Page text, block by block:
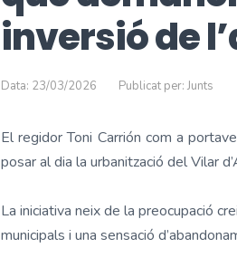
inversió de
Data: 23/03/2026 Publicat per: Junts
El regidor Toni Carrión com a
posar al dia la urbanització del Vilar
La iniciativa neix de la preocupació
municipals i una sensació